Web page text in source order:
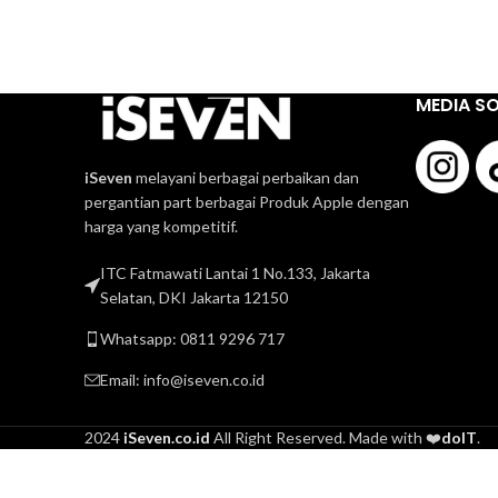
iSeven melayani berbagai perbaikan dan
pergantian part berbagai Produk Apple dengan
harga yang kompetitif.
ITC Fatmawati Lantai 1 No.133, Jakarta
Selatan, DKI Jakarta 12150
Whatsapp: 0811 9296 717
Email: info@iseven.co.id
MEDIA
2024 iSeven.co.id All Right Reserved. Made with ❤️doIT.